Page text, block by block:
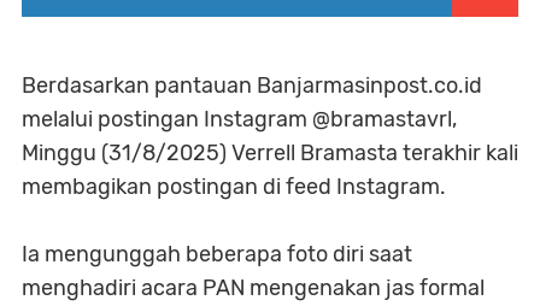
Berdasarkan pantauan Banjarmasinpost.co.id
melalui postingan Instagram @bramastavrl,
Minggu (31/8/2025) Verrell Bramasta terakhir kali
membagikan postingan di feed Instagram.
Ia mengunggah beberapa foto diri saat
menghadiri acara PAN mengenakan jas formal